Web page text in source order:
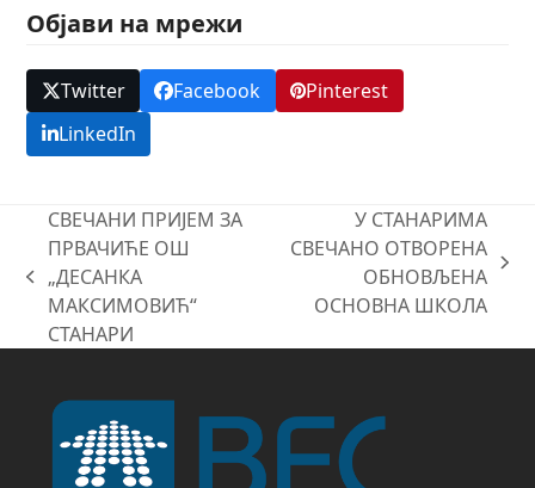
Објави на мрежи
Twitter Facebook
Pinterest
LinkedIn
previous
post:
СВЕЧАНИ ПРИЈЕМ ЗА
ПРВАЧИЋЕ ОШ
„ДЕСАНКА
МАКСИМОВИЋ“
СТАНАРИ
post:
У СТАНАРИМА
СВЕЧАНО ОТВОРЕНА
ОБНОВЉЕНА
ОСНОВНА ШКОЛА